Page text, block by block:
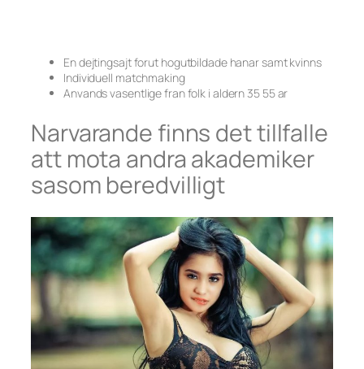
En dejtingsajt forut hogutbildade hanar samt kvinns
Individuell matchmaking
Anvands vasentlige fran folk i aldern 35 55 ar
Narvarande finns det tillfalle
att mota andra akademiker
sasom beredvilligt